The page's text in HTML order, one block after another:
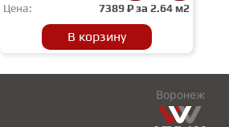
Цена: 7389₽ за 2.64 м2
В корзину
Воронеж